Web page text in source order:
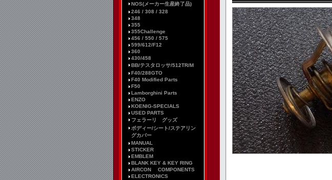
NOS(メーカー生産終了品)
246 / 308 / 328
348
355
355Challenge
456 / 550 / 575
599/612/F12
360
430/458
BB/テスタロッサ/512TR/M
F40/288GTO
F40 Modified Parts
F50
Lamborghini Parts
ENZO
KOENIG-SPECIALS
USED PARTS
フェラーリ グッズ
ボディー/シート/ステアリン
グカバー
MANUAL
STICKER
EMBLEM
BLANK KEY & KEY RING
AIRCON COMPONENTS
ELECTRONICS